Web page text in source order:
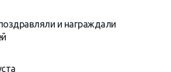
и награждали